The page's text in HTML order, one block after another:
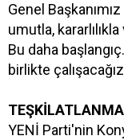
Genel
umutla,
Bu daha
birlikte
TEŞKİLATLANMA
YENİ Parti'nin